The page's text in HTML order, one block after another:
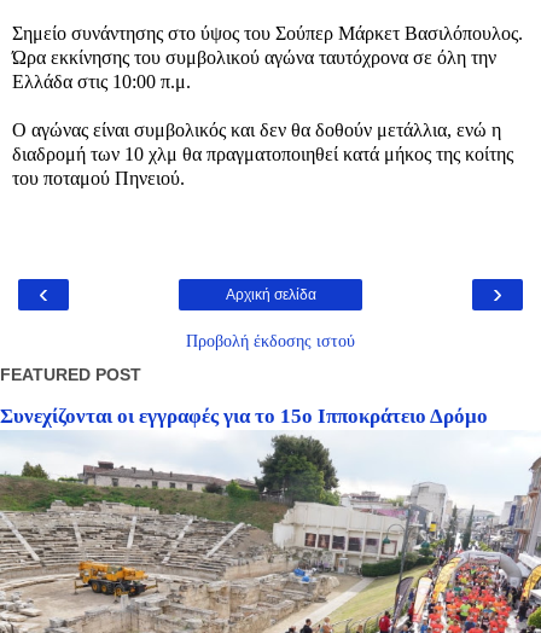
Σημείο συνάντησης στο ύψος του Σούπερ Μάρκετ Βασιλόπουλος.
Ώρα εκκίνησης του συμβολικού αγώνα ταυτόχρονα σε όλη την
Ελλάδα στις 10:00 π.μ.
Ο αγώνας είναι συμβολικός και δεν θα δοθούν μετάλλια, ενώ η
διαδρομή των 10 χλμ θα πραγματοποιηθεί κατά μήκος της κοίτης
του ποταμού Πηνειού.
‹ ›
Αρχική σελίδα
Προβολή έκδοσης ιστού
FEATURED POST
Συνεχίζονται οι εγγραφές για το 15ο Ιπποκράτειο Δρόμο